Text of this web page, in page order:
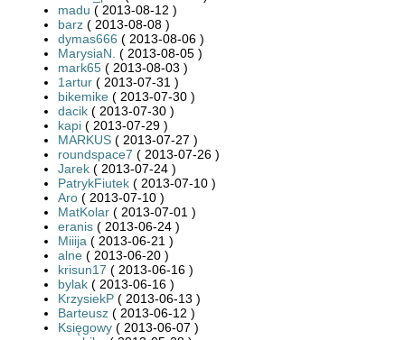
madu ( 2013-08-12 )
barz ( 2013-08-08 )
dymas666 ( 2013-08-06 )
MarysiaN. ( 2013-08-05 )
mark65 ( 2013-08-03 )
1artur ( 2013-07-31 )
bikemike ( 2013-07-30 )
dacik ( 2013-07-30 )
kapi ( 2013-07-29 )
MARKUS ( 2013-07-27 )
roundspace7 ( 2013-07-26 )
Jarek ( 2013-07-24 )
PatrykFiutek ( 2013-07-10 )
Aro ( 2013-07-10 )
MatKolar ( 2013-07-01 )
eranis ( 2013-06-24 )
Miiija ( 2013-06-21 )
alne ( 2013-06-20 )
krisun17 ( 2013-06-16 )
bylak ( 2013-06-16 )
KrzysiekP ( 2013-06-13 )
Barteusz ( 2013-06-12 )
Księgowy ( 2013-06-07 )